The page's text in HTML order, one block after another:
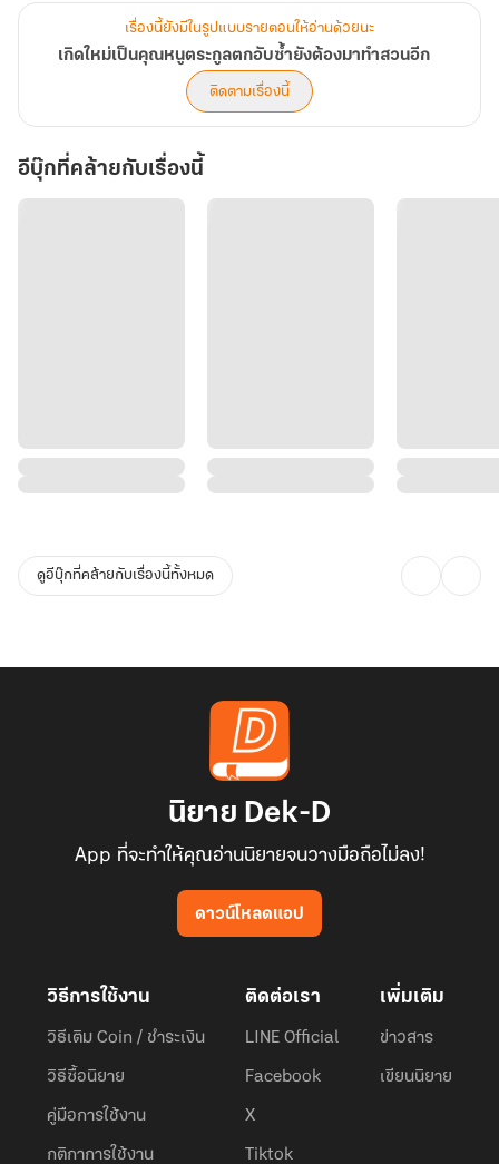
มา
ทำ
สวน
อีก
เรื่องนี้ยังมีในรูปแบบรายตอนให้อ่านด้วยนะ
เกิดใหม่เป็นคุณหนูตระกูลตกอับซ้ำยังต้องมาทำสวนอีก
ติดตามเรื่องนี้
อีบุ๊กที่คล้ายกับเรื่องนี้
ดูอีบุ๊กที่คล้ายกับเรื่องนี้ทั้งหมด
นิยาย Dek-D
App ที่จะทำให้คุณอ่านนิยายจนวางมือถือไม่ลง!
ดาวน์โหลดแอป
วิธีการใช้งาน
วิธีเติม Coin / ชำระเงิน
วิธีซื้อนิยาย
คู่มือการใช้งาน
กติกาการใช้งาน
ติดต่อเรา
LINE Official
Facebook
X
Tiktok
เพิ่มเติม
ข่าวสาร
เขียนนิยาย